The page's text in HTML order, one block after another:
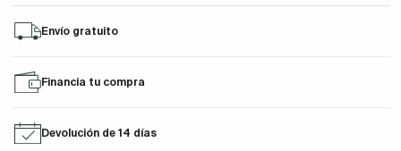
Envío gratuito
Financia tu compra
Devolución de 14 días